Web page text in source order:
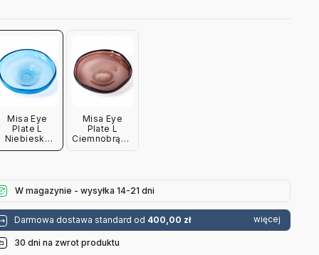
Misa Eye
Plate L
Niebieska
Pols Potten
Misa Eye
Plate L
Ciemnobrązowa
W magazynie - wysyłka 14-21 dni
Darmowa dostawa standard od 400,00 zł więcej
30 dni na zwrot produktu